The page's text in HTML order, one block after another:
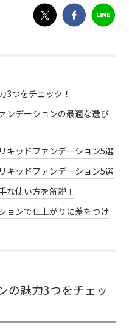
3つをチェック！
ンデーションの最適な選び
キッドファンデーション5選
キッドファンデーション5選
な使い方を解説！
ョンで仕上がりに差をつけ
の魅力3つをチェッ